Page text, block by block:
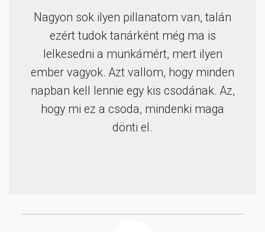
Nagyon sok ilyen pillanatom van, talán
ezért tudok tanárként még ma is
lelkesedni a munkámért, mert ilyen
ember vagyok. Azt vallom, hogy minden
napban kell lennie egy kis csodának. Az,
hogy mi ez a csoda, mindenki maga
dönti el.